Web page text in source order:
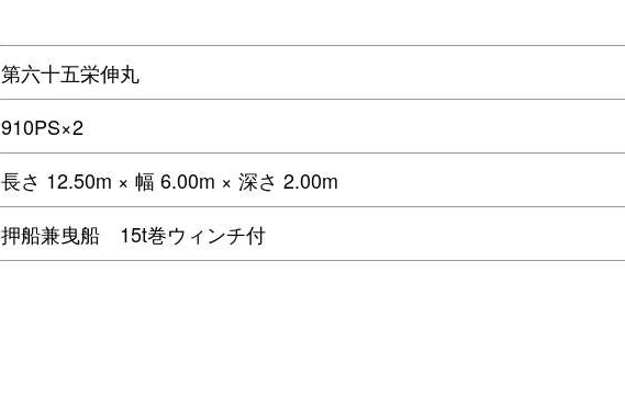
第六十五栄伸丸
910PS×2
長さ 12.50m × 幅 6.00m × 深さ 2.00m
押船兼曳船 15t巻ウィンチ付